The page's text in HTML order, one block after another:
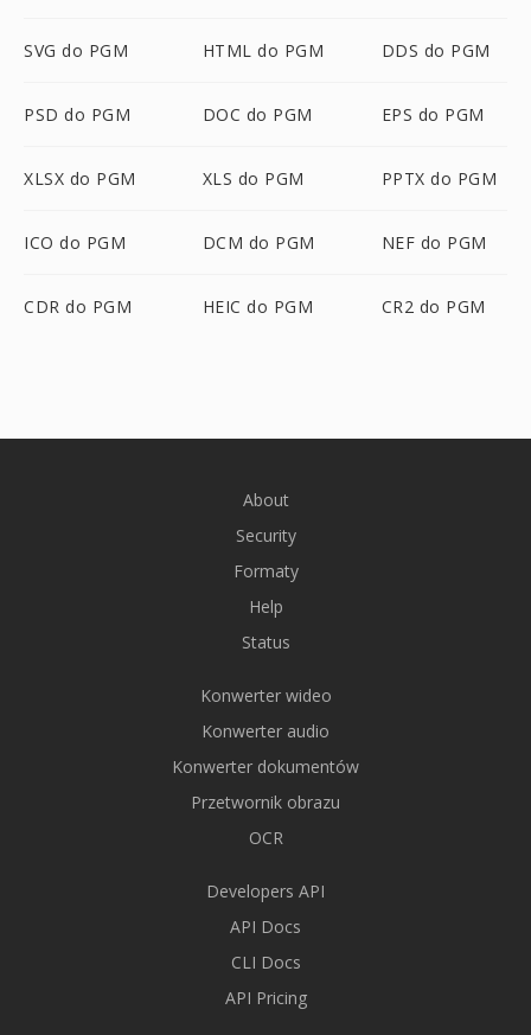
SVG do PGM HTML do PGM DDS do PGM
PSD do PGM DOC do PGM EPS do PGM
XLSX do PGM XLS do PGM PPTX do PGM
ICO do PGM DCM do PGM NEF do PGM
CDR do PGM HEIC do PGM CR2 do PGM
About
Security
Formaty
Help
Status
Konwerter wideo
Konwerter audio
Konwerter dokumentów
Przetwornik obrazu
OCR
Developers API
API Docs
CLI Docs
API Pricing